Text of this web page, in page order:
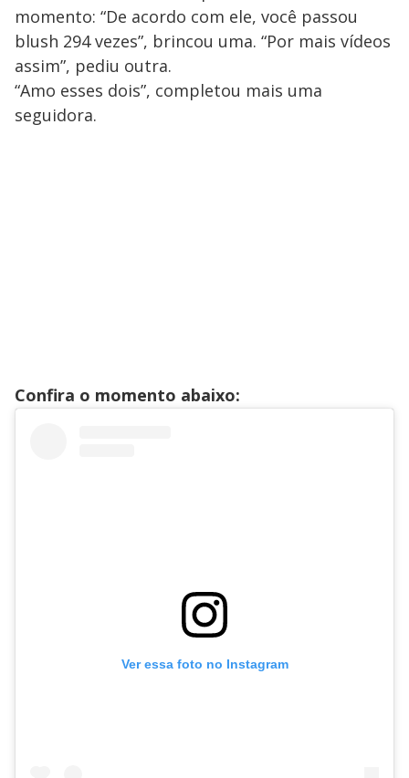
momento: “De acordo com ele, você passou
blush 294 vezes”, brincou uma. “Por mais vídeos
assim”, pediu outra.
“Amo esses dois”, completou mais uma
seguidora.
Confira o momento abaixo:
Ver essa foto no Instagram